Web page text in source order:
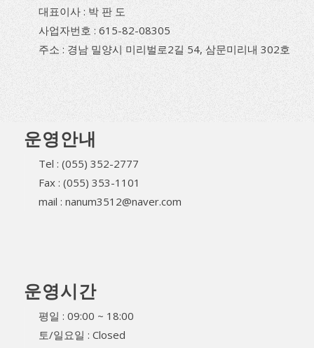
대표이사 : 박 판 도
사업자번호 : 615-82-08305
주소 : 경남 밀양시 미리벌로2길 54, 삼문미리내 302호
운영안내
Tel : (055) 352-2777
Fax : (055) 353-1101
mail : nanum3512@naver.com
운영시간
평일 : 09:00 ~ 18:00
토/일요일 : Closed